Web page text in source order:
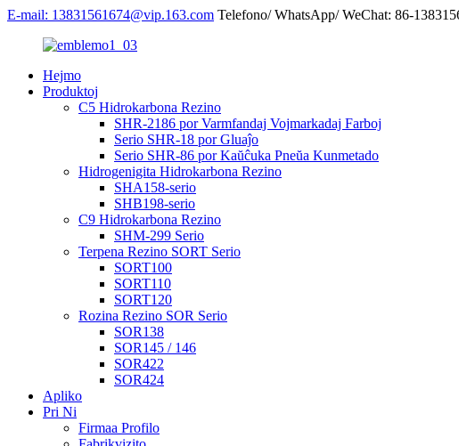
E-mail: 13831561674@vip.163.com Telefono/ WhatsApp/ WeChat: 86-
Hejmo
Produktoj
C5 Hidrokarbona Rezino
SHR-2186 por Varmfandaj Vojmarkadaj Farboj
Serio SHR-18 por Gluaĵo
Serio SHR-86 por Kaŭĉuka Pneŭa Kunmetado
Hidrogenigita Hidrokarbona Rezino
SHA158-serio
SHB198-serio
C9 Hidrokarbona Rezino
SHM-299 Serio
Terpena Rezino SORT Serio
SORT100
SORT110
SORT120
Rozina Rezino SOR Serio
SOR138
SOR145 / 146
SOR422
SOR424
Apliko
Pri Ni
Firmaa Profilo